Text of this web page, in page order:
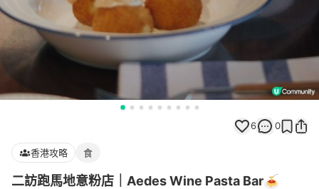
6 0
香港攻略 食
二訪跑馬地意粉店｜Aedes Wine Pasta Bar🍝